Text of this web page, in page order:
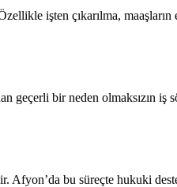
işten çıkarılma,
geçerli bir neden olmaksızın iş
Afyon’da bu süreçte hukuki